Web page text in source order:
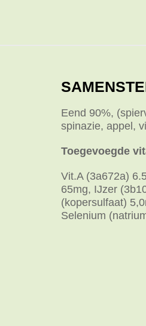
Eend 90%,
spinazie, appel,
Toegevoegde
Vit.A (3a672a)
65mg, IJzer
(kopersulfaat)
Selenium